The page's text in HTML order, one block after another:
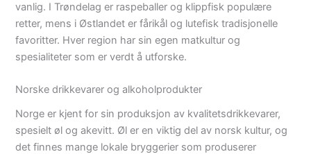
vanlig. I Trøndelag er raspeballer og klippfisk populære
retter, mens i Østlandet er fårikål og lutefisk tradisjonelle
favoritter. Hver region har sin egen matkultur og
spesialiteter som er verdt å utforske.
Norske drikkevarer og alkoholprodukter
Norge er kjent for sin produksjon av kvalitetsdrikkevarer,
spesielt øl og akevitt. Øl er en viktig del av norsk kultur, og
det finnes mange lokale bryggerier som produserer